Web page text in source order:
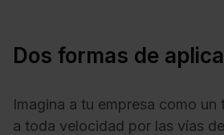
Dos formas de
Imagina a tu empresa como un
a toda velocidad por las vías